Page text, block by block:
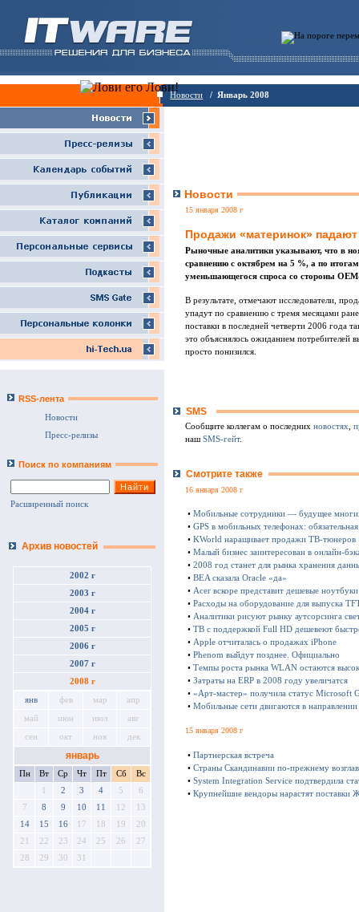
Новости / Январь 2008
RSS-лента
Новости
Пресс-релизы
Поиск по компаниям
Расширенный поиск
Архив новостей
2002 г
2003 г
2004 г
2005 г
2006 г
2007 г
2008 г
янв фев мар апр
май июн июл авг
сен окт ноя дек
январь
Пн Вт Ср Чт Пт Сб
Вс
1
2 3 4 5
6
7
8 9 10 11 12
13
14
15 16 17 18 19
20
21
22 23 24 25 26
27
28
29 30 31
Новости
15 января 2008 г
Продажи «материнок» падают
Рыночные аналитики указывают, что в
сравнению с октябрем на 5 %, а по
уменьшающегося спроса со стороны
В результате, отмечают исследователи,
упадут по сравнению с тремя месяцами
поставки в последней четверти 2006 года
это объяснялось ожиданием потребителей
просто понизился.
SMS
Сообщите коллегам о последних новостях,
нашSMS-гейт.
Смотрите также
16 января 2008 г
• Мобильные сотрудники — будущее
• GPS в мобильных телефонах:
• KWorld наращивает продажи ТВ-тюнеров
• Малый бизнес заинтересован в онлайн-
• 2008 год станет для рынка хранения
• BEA сказала Oracle «да»
• Acer вскоре представит дешевые ноутбуки
• Расходы на оборудование для выпуска
• Аналитики рисуют рынку аутсорсинга
• ТВ с поддержкой Full HD дешевеют
• Apple отчиталась о продажах iPhone
• Phenom выйдут позднее. Официально
• Темпы роста рынка WLAN остаются
• Затраты на ERP в 2008 году увеличатся
• «Арт-мастер» получила статус Мicrosoft
• Мобильные сети двигаются в направлении
15 января 2008 г
• Партнерская встреча
• Страны Скандинавии по-прежнему
• System Integration Service подтвердила
• Крупнейшие вендоры нарастят поставки